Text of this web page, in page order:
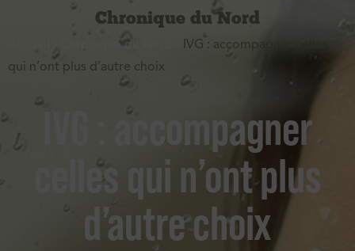
Chronique du Nord
Chronique du Nord
IVG : accompagner celles
qui n’ont plus d’autre choix
IVG : accompagner
celles qui n’ont plus
d’autre choix